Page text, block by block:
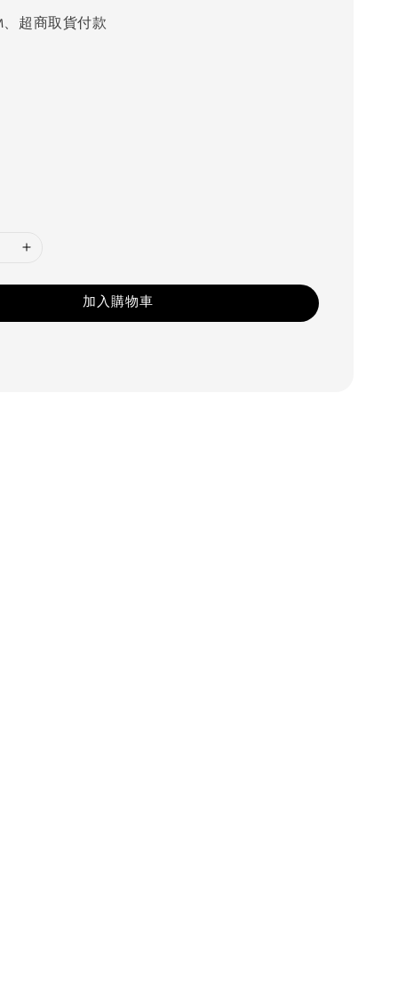
、超商取貨付款
加入購物車